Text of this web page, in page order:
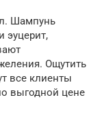
Шампунь
эуцерит,
Ощутить
все клиенты
выгодной цене